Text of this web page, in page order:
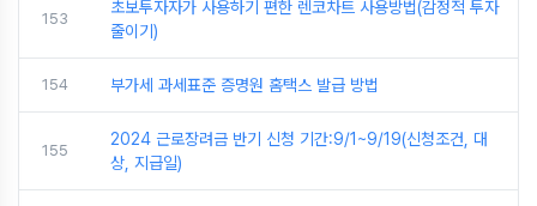
153
초보투자자가 사용하기 편한 렌코차트 사용방법(감정적 투자
줄이기)
154 부가세 과세표준 증명원 홈택스 발급 방법
155
2024 근로장려금 반기 신청 기간:9/1~9/19(신청조건, 대
상, 지급일)